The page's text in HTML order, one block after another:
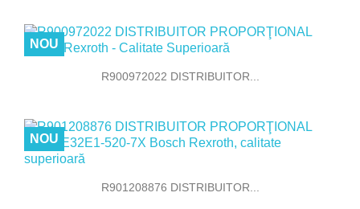
R900972022 DISTRIBUITOR...
NOU
R901208876 DISTRIBUITOR...
NOU